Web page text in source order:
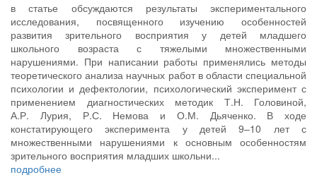
в статье обсуждаются результаты экспериментального
исследования, посвященного изучению особенностей
развития зрительного восприятия у детей младшего
школьного возраста с тяжелыми множественными
нарушениями. При написании работы применялись методы
теоретического анализа научных работ в области специальной
психологии и дефектологии, психологический эксперимент с
применением диагностических методик Т.Н. Головиной,
А.Р. Лурия, Р.С. Немова и О.М. Дьяченко. В ходе
констатирующего эксперимента у детей 9–10 лет с
множественными нарушениями к основным особенностям
зрительного восприятия младших школьни...
подробнее